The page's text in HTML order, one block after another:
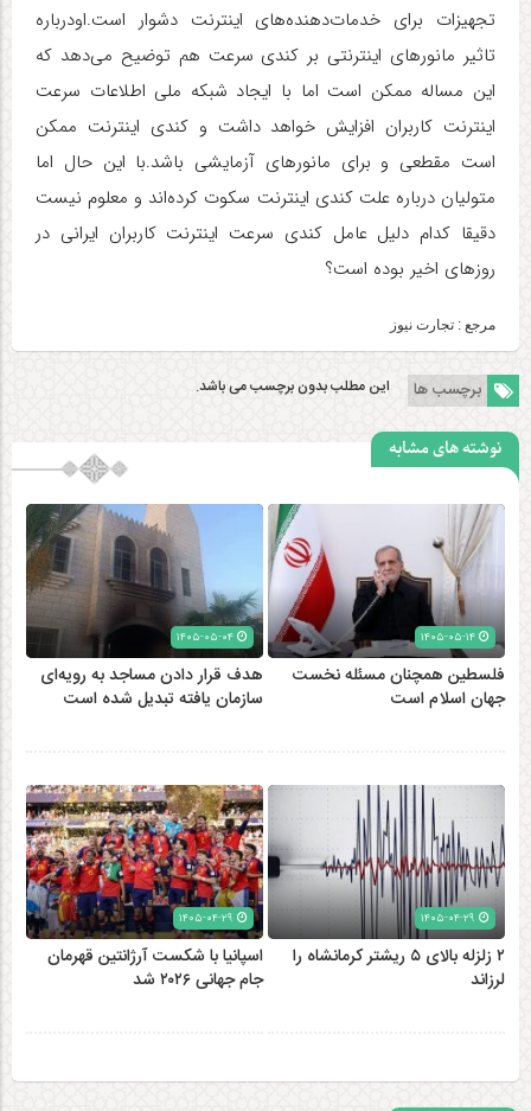
تجهیزات برای خدمات‌دهنده‌های اینترنت دشوار است.اودرباره
تاثیر مانورهای اینترنتی بر کندی سرعت هم توضیح می‌دهد که
این مساله ممکن است اما با ایجاد شبکه ملی اطلاعات سرعت
اینترنت کاربران افزایش خواهد داشت و کندی اینترنت ممکن
است مقطعی و برای مانورهای آزمایشی باشد.با این حال اما
متولیان درباره علت کندی اینترنت سکوت کرده‌اند و معلوم نیست
دقیقا کدام دلیل عامل کندی سرعت اینترنت کاربران ایرانی در
روزهای اخیر بوده است؟
مرجع : تجارت نیوز
برچسب ها این مطلب بدون برچسب می باشد.
نوشته های مشابه
۱۴۰۵-۰۵-۱۴
فلسطین همچنان مسئله نخست
جهان اسلام است
هدف قرار دادن مساجد به رویه‌ای
سازمان‌ یافته تبدیل شده است
۲ زلزله‌ بالای ۵ ریشتر کرمانشاه را
لرزاند
اسپانیا با شکست آرژانتین قهرمان
جام جهانی ۲۰۲۶ شد